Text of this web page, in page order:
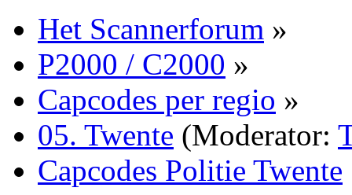
Het Scannerforum »
P2000 / C2000 »
Capcodes per regio »
05. Twente (Moderator:
Capcodes Politie Twente